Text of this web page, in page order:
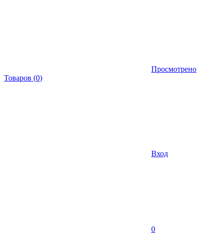
Просмотрено
Товаров (0)
Вход
0